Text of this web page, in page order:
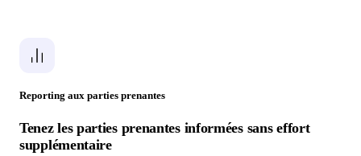
Reporting aux parties prenantes
Tenez les parties prenantes informées sans effort
supplémentaire